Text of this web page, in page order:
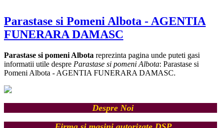
Parastase si Pomeni Albota - AGENTIA
FUNERARA DAMASC
Parastase si pomeni Albota reprezinta pagina unde puteti gasi
informatii utile despre Parastase si pomeni Albota: Parastase si
Pomeni Albota - AGENTIA FUNERARA DAMASC.
Despre Noi